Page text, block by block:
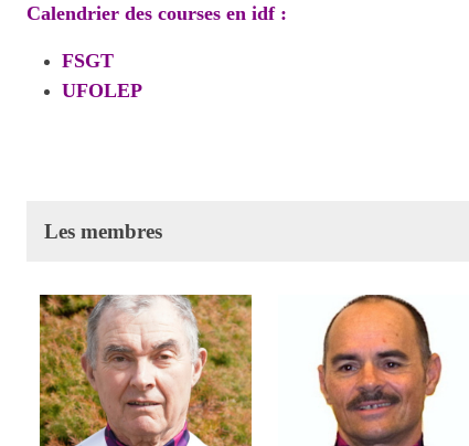
Calendrier des courses en idf :
FSGT
UFOLEP
Les membres